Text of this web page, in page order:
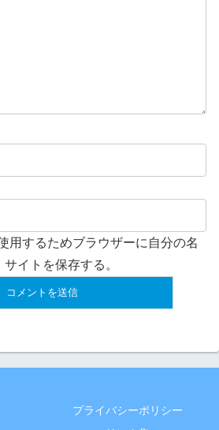
用するためブラウザーに自分の名
イトを保存する。
プライバシーポリシー